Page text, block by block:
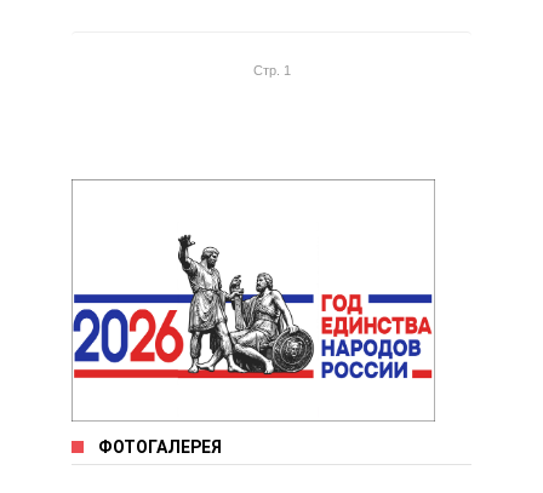
Стр. 1
ФОТОГАЛЕРЕЯ